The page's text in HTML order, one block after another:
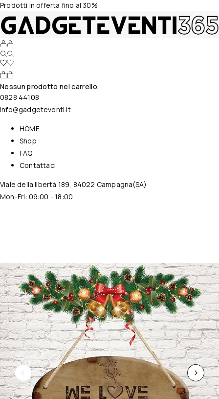
Prodotti in offerta fino al 30%
Nessun prodotto nel carrello.
0828 44108
info@gadgeteventi.it
HOME
Shop
FAQ
Contattaci
Viale della libertà 189, 84022 Campagna(SA)
Mon-Fri: 09:00 - 18:00